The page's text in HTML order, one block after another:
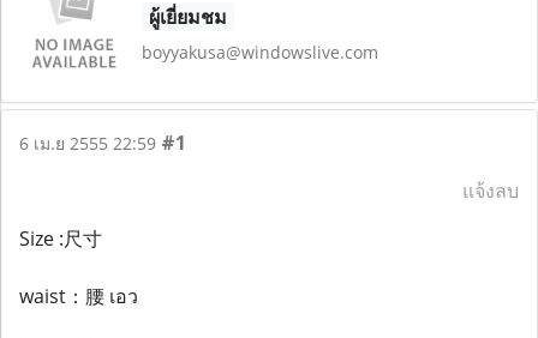
ผู้เยี่ยมชม
boyyakusa@windowslive.com
6 เม.ย 2555 22:59 #1
แจ้งลบ
Size :尺寸
waist：腰 เอว